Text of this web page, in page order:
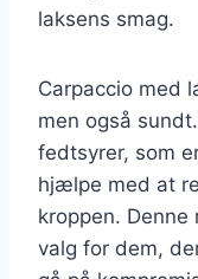
laksens smag.
Carpaccio med
men også
fedtsyrer, som
hjælpe med at
kroppen.
valg for dem,